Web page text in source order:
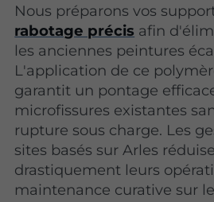
Nous préparons vos
rabotage précis afin
les anciennes peintures
L'application de ce
garantit un pontage
microfissures existantes
rupture sous charge. Les
sites basés sur Arles
drastiquement leurs
maintenance curative sur